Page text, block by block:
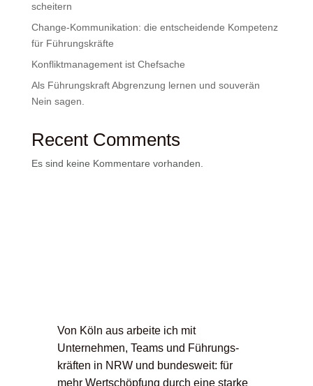
scheitern
Change-Kommunikation: die entscheidende Kompetenz
für Führungskräfte
Konfliktmanagement ist Chefsache
Als Führungskraft Abgrenzung lernen und souverän
Nein sagen.
Recent Comments
Es sind keine Kommentare vorhanden.
Von Köln aus arbeite ich mit
Unternehmen, Teams und Führungs­
kräften in NRW und bundesweit: für
mehr Wertschöpfung durch eine starke